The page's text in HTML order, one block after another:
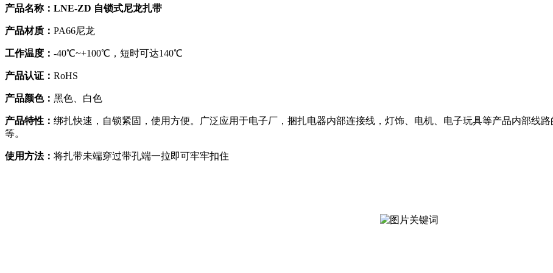
产品名称：LNE-ZD 自锁式尼龙扎带
产品材质： PA66尼龙
工作温度： -40℃~+100℃，短时可达140℃
产品认证： RoHS
产品颜色： 黑色、白色
产品特性： 绑扎快速，自锁紧固，使用方便。广泛应用于电子厂，捆扎电器内部连接线，灯饰、电机、电子玩具等产品内部线
等。
使用方法： 将扎带未端穿过带孔端一拉即可牢牢扣住